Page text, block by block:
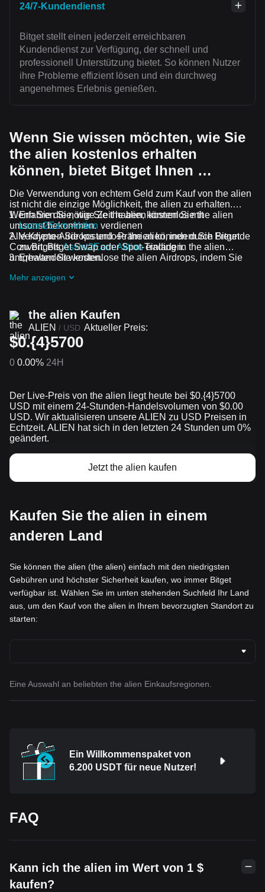
24/7-Kundendienst
Bitget stellt einen jederzeit erreichbaren
Kundendienst zur Verfügung, der schnell und
professionell Unterstützung bietet. So können Nutzer
ihre Probleme effizient lösen und ein durchweg
angenehmes Erlebnis genießen.
Wenn Sie wissen möchten, wie Sie
the alien kostenlos erhalten
können, bietet Bitget Ihnen …
Die Verwendung von echtem Geld zum Kauf von the alien
ist nicht die einzige Möglichkeit, the alien zu erhalten.
Wenn Sie die nötige Zeit haben, können Sie the alien
umsonst bekommen.
Erfahren Sie, wie Sie the alien kostenlos mit
Learn2Earn-Aktion verdienen
Verdienen Sie kostenlose the alien, indem Sie Freunde
zu BitgetsAssist2Earn-Aktioneinladen.
Erhalten Sie kostenlose the alien Airdrops, indem Sie
mitmachen
Alle Krypto-Airdrops und -Prämien können durch Bitget
Convert, Bitget Swap oder Spot-Trading in the alien
umgewandelt werden.
Mehr anzeigen
the alien Kaufen
ALIEN / USD Aktueller Preis:
$0.{4}5700
0 0.00% 24H
Der Live-Preis von the alien liegt heute bei $0.{​4}5700
USD mit einem 24-Stunden-Handelsvolumen von $0.00
USD. Wir aktualisieren unsere ALIEN zu USD Preisen in
Echtzeit. ALIEN hat sich in den letzten 24 Stunden um 0%
geändert.
Jetzt the alien kaufen
Kaufen Sie the alien in einem
anderen Land
Sie können the alien (the alien) einfach mit den niedrigsten
Gebühren und höchster Sicherheit kaufen, wo immer Bitget
verfügbar ist. Wählen Sie im unten stehenden Suchfeld Ihr Land
aus, um den Kauf von the alien in Ihrem bevorzugten Standort zu
starten:
Eine Auswahl an beliebten the alien Einkaufsregionen.
Ein Willkommenspaket von
6.200 USDT für neue Nutzer!
FAQ
Kann ich the alien im Wert von 1 $
kaufen?